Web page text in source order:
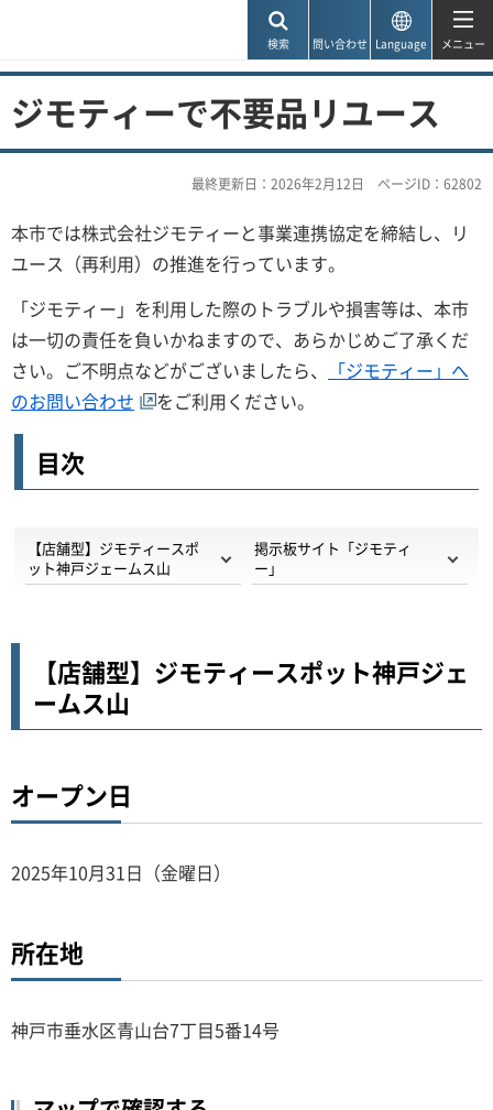
検索 問い合わせ Language メニュー
ジモティーで不要品リユース
最終更新日：2026年2月12日 ページID：62802
本市では株式会社ジモティーと事業連携協定を締結し、リ
ユース（再利用）の推進を行っています。
「ジモティー」を利用した際のトラブルや損害等は、本市
は一切の責任を負いかねますので、あらかじめご了承くだ
さい。ご不明点などがございましたら、
「ジモティー」へ
のお問い合わせ
をご利用ください。
目次
【店舗型】ジモティースポ
ット神戸ジェームス山
掲示板サイト「ジモティ
ー」
【店舗型】ジモティースポット神戸ジェ
ームス山
オープン日
2025年10月31日（金曜日）
所在地
神戸市垂水区青山台7丁目5番14号